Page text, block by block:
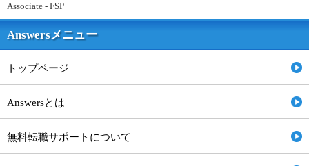
Associate - FSP
Answersメニュー
トップページ
Answersとは
無料転職サポートについて